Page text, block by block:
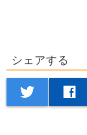
シェアする
twitter facebook